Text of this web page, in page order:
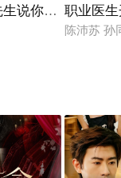
说你跑不掉了
职业医
陈沛苏 孙